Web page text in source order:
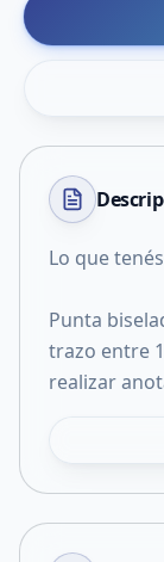
Lo que
Punta
trazo entre
realizar